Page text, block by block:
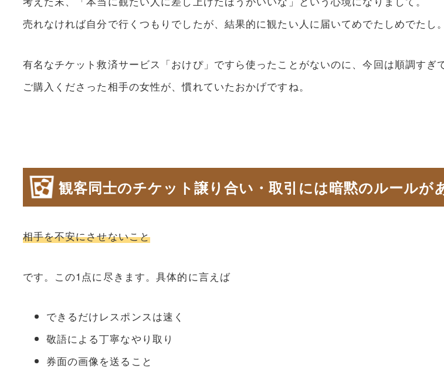
売れなければ自分で行くつもりでしたが、結果的に観たい人に届いてめでたしめでたし。
有名なチケット救済サービス「おけぴ」ですら使ったことがないのに、今回は順調すぎ
ご購入くださった相手の女性が、慣れていたおかげですね。
観客同士のチケット譲り合い・取引には暗黙のルールが
相手を不安にさせないこと
です。この1点に尽きます。具体的に言えば
できるだけレスポンスは速く
敬語による丁寧なやり取り
券面の画像を送ること